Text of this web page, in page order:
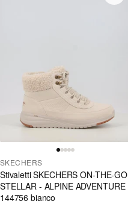
SKECHERS
Stivaletti SKECHERS ON-THE-GO
STELLAR - ALPINE ADVENTURE
144756 bianco